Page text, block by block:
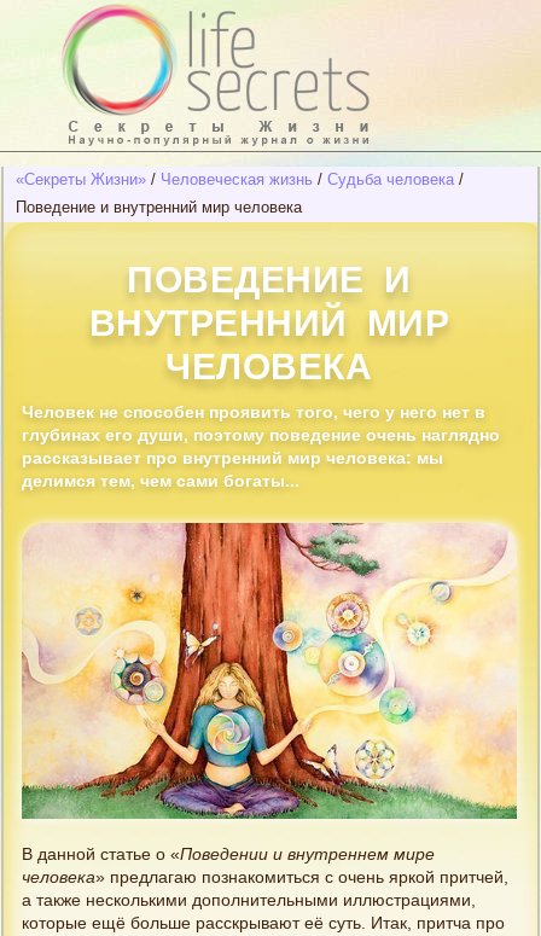
«Секреты Жизни» / Человеческая жизнь / Судьба человека /
Поведение и внутренний мир человека
ПОВЕДЕНИЕ И
ВНУТРЕННИЙ МИР
ЧЕЛОВЕКА
Человек не способен проявить того, чего у него нет в
глубинах его души, поэтому поведение очень наглядно
рассказывает про внутренний мир человека: мы
делимся тем, чем сами богаты...
В данной статье о «Поведении и внутреннем мире
человека» предлагаю познакомиться с очень яркой притчей,
а также несколькими дополнительными иллюстрациями,
которые ещё больше расскрывают её суть. Итак, притча про